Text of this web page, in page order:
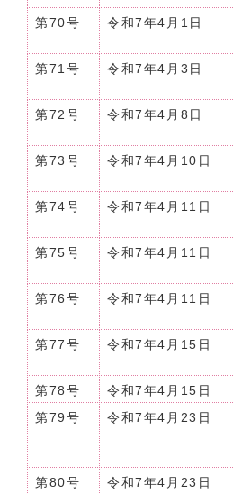
第70号
令和7年4月1日
第71号
令和7年4月3日
第72号
令和7年4月8日
第73号
令和7年4月10日
第74号
令和7年4月11日
第75号
令和7年4月11日
第76号 令和7年4月11日
第77号
令和7年4月15日
第78号
令和7年4月15日
第79号
令和7年4月23日
第80号
令和7年4月23日